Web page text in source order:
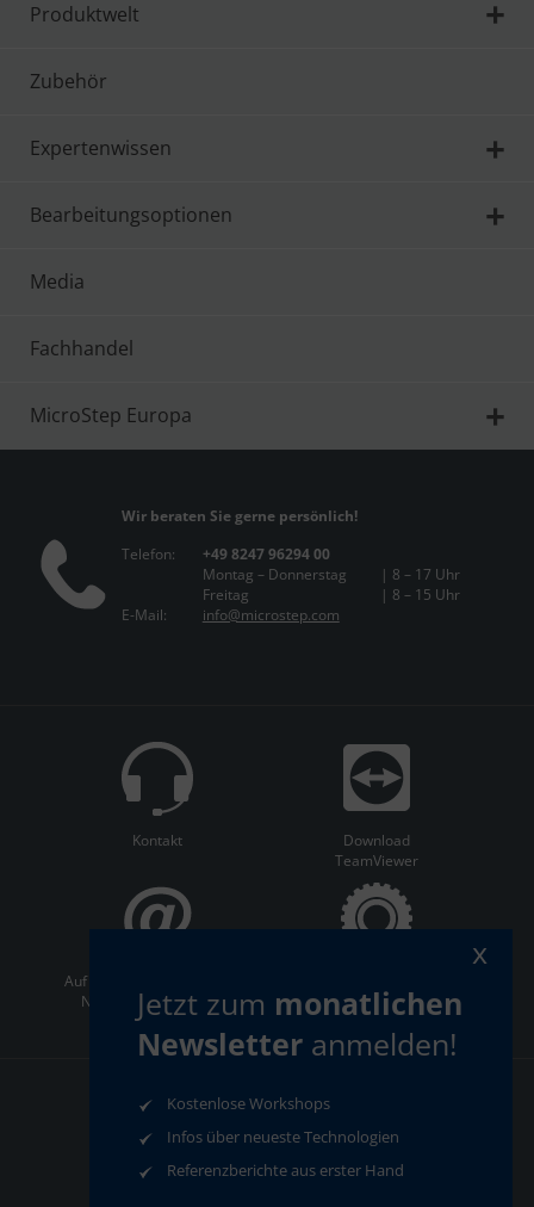
Produktwelt
Zubehör
Expertenwissen
Bearbeitungsoptionen
Media
Fachhandel
MicroStep Europa
Wir beraten Sie gerne persönlich!
Telefon:
+49 8247 96294 00
Montag – Donnerstag
| 8 – 17 Uhr
Freitag
| 8 – 15 Uhr
E-Mail:
info@microstep.com
Kontakt
Download
TeamViewer
Auf dem Laufenden bleiben:
Newsletter abonnieren
AGB
Datenschutz
Impressum
Compliance
Jetzt zum monatlichen
Newsletter anmelden!
Kostenlose Workshops
Infos über neueste Technologien
Referenzberichte aus erster Hand
x